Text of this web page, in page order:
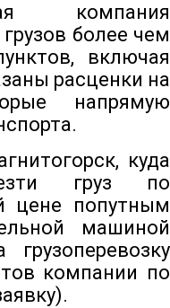
компания
более чем
включая
расценки на
напрямую
куда
груз по
цене попутным
машиной
компании по